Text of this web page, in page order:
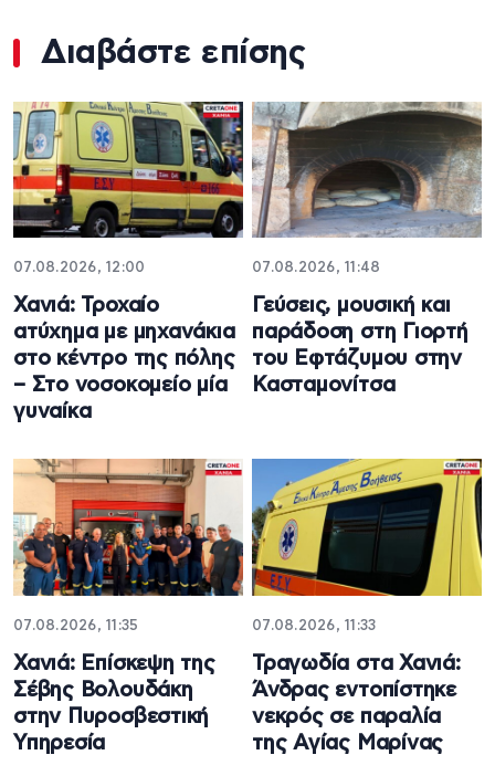
Διαβάστε επίσης
07.08.2026, 12:00
Χανιά: Τροχαίο
ατύχημα με μηχανάκια
στο κέντρο της πόλης
– Στο νοσοκομείο μία
γυναίκα
07.08.2026, 11:48
Γεύσεις, μουσική και
παράδοση στη Γιορτή
του Εφτάζυμου στην
Κασταμονίτσα
07.08.2026, 11:35
Χανιά: Επίσκεψη της
Σέβης Βολουδάκη
στην Πυροσβεστική
Υπηρεσία
07.08.2026, 11:33
Τραγωδία στα Χανιά:
Άνδρας εντοπίστηκε
νεκρός σε παραλία
της Αγίας Μαρίνας